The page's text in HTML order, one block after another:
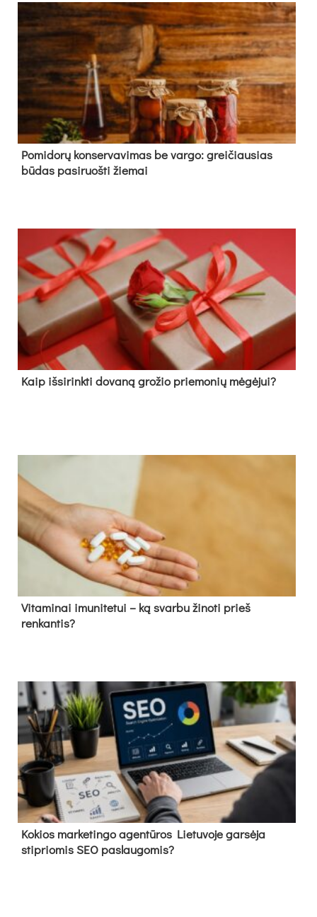
Pomidorų konservavimas be vargo: greičiausias
būdas pasiruošti žiemai
Kaip išsirinkti dovaną grožio priemonių mėgėjui?
Vitaminai imunitetui – ką svarbu žinoti prieš
renkantis?
Kokios marketingo agentūros Lietuvoje garsėja
stipriomis SEO paslaugomis?